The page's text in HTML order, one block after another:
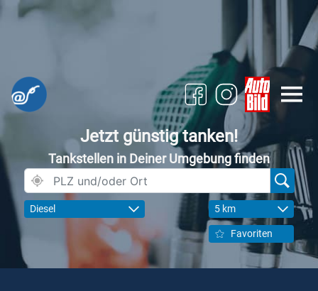
Jetzt günstig tanken!
Tankstellen in Deiner Umgebung finden
Diesel 5 km
Favoriten